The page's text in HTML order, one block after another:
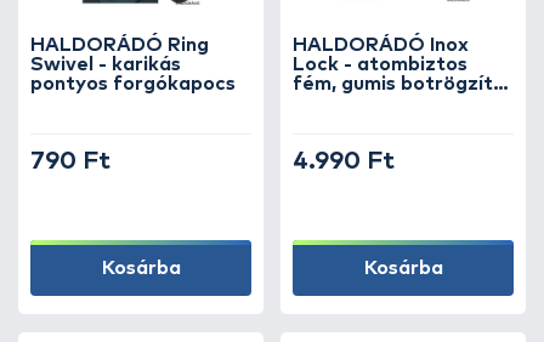
HALDORÁDÓ Ring
Swivel - karikás
pontyos forgókapocs
790 Ft
Kosárba
HALDORÁDÓ Inox
Lock - atombiztos
fém, gumis botrögzítő
4.990 Ft
Kosárba